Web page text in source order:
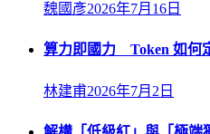
魏國彥2026年7月16日
算力即國力 Token 如何
林建甫2026年7月2日